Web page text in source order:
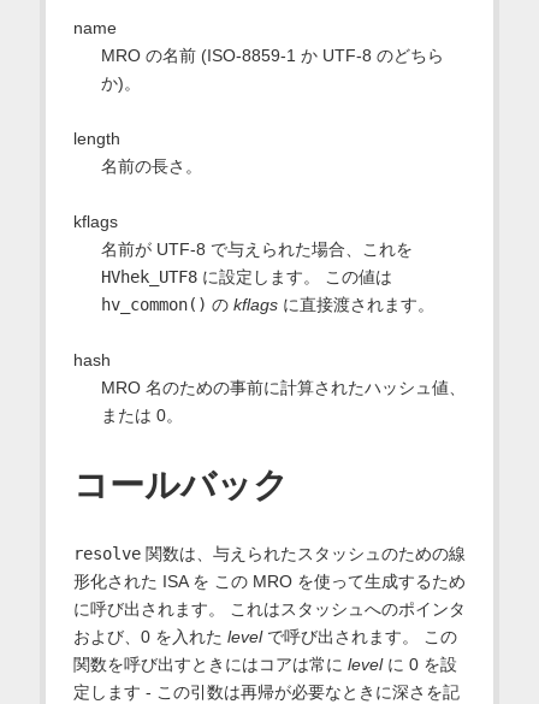
name
MRO の名前 (ISO-8859-1 か UTF-8 のどちら
か)。
length
名前の長さ。
kflags
名前が UTF-8 で与えられた場合、これを
HVhek_UTF8に設定します。 この値は
hv_common() の kflagsに直接渡されます。
hash
MRO 名のための事前に計算されたハッシュ値、
または 0。
コールバック
resolve関数は、与えられたスタッシュのための線
形化された ISA を この MRO を使って生成するため
に呼び出されます。 これはスタッシュへのポインタ
および、0 を入れた levelで呼び出されます。 この
関数を呼び出すときにはコアは常に levelに 0 を設
定します - この引数は再帰が必要なときに深さを記